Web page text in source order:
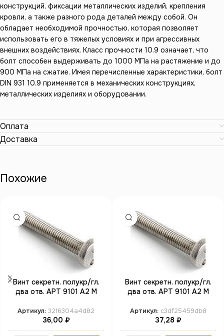
конструкций, фиксации металлических изделий, крепления
кровли, а также разного рода деталей между собой. Он
обладает необходимой прочностью, которая позволяет
использовать его в тяжелых условиях и при агрессивных
внешних воздействиях. Класс прочности 10.9 означает, что
болт способен выдерживать до 1000 МПа на растяжение и до
900 МПа на сжатие. Имея перечисленные характеристики, болт
DIN 931 10.9 применяется в механических конструкциях,
металлических изделиях и оборудовании.
Оплата
Доставка
Похожие
Винт секретн. полукр/гл.
два отв. АРТ 9101 А2 M
Артикул: 3216304a4d82
36,00 ₽
Винт секретн. полукр/гл.
два отв. АРТ 9101 А2 M
Артикул: c3df25459db8
37,28 ₽